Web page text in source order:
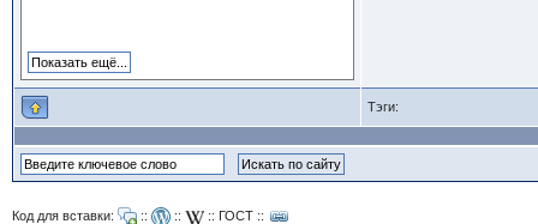
Тэги:
Код для вставки: :: :: :: ГОСТ::